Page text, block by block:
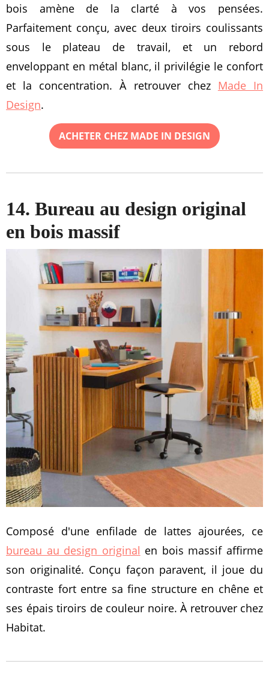
bois amène de la clarté à vos pensées.
Parfaitement conçu, avec deux tiroirs coulissants
sous le plateau de travail, et un rebord
enveloppant en métal blanc, il privilégie le confort
et la concentration. À retrouver chez Made In
Design.
ACHETER CHEZ MADE IN DESIGN
14. Bureau au design original
en bois massif
Composé d'une enfilade de lattes ajourées, ce
bureau au design original en bois massif affirme
son originalité. Conçu façon paravent, il joue du
contraste fort entre sa fine structure en chêne et
ses épais tiroirs de couleur noire. À retrouver chez
Habitat.